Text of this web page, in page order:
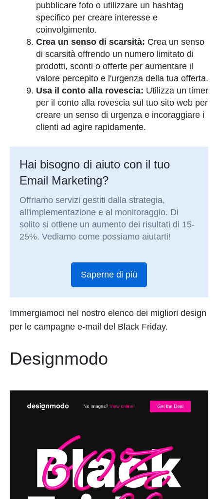
pubblicare foto o utilizzare un hashtag
specifico per creare interesse e
coinvolgimento.
Crea un senso di scarsità: Crea un senso
di scarsità offrendo un numero limitato di
prodotti, sconti o offerte per aumentare il
valore percepito e l'urgenza della tua offerta.
Usa il conto alla rovescia: Utilizza un timer
per il conto alla rovescia sul tuo sito web per
creare un senso di urgenza e incoraggiare i
clienti ad agire rapidamente.
Hai bisogno di aiuto con il tuo
Email Marketing?
Offriamo servizi gestiti dalla strategia,
all'implementazione e al monitoraggio. Di
solito si ottiene un aumento dei risultati di 15-
25%. Vediamo come possiamo aiutarti!
Saperne di più
Immergiamoci nel nostro elenco dei migliori design
per le campagne e-mail del Black Friday.
Designmodo